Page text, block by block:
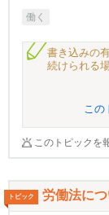
働く
書き込みの
続けられる
この
このトピックを
トピック 労働法に